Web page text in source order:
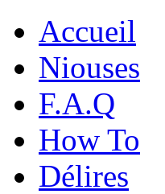
Accueil
Niouses
F.A.Q
How To
Délires